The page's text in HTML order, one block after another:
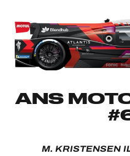
ANS
M. KRISTENSEN